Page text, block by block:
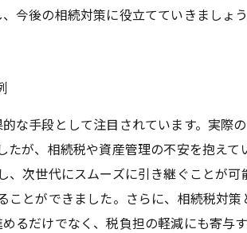
今後の相続対策に役立てていきましょう
な手段として注目されています。実際
たが、相続税や資産管理の不安を抱え
次世代にスムーズに引き継ぐことが
ことができました。さらに、相続税対
るだけでなく、税負担の軽減にも寄与す